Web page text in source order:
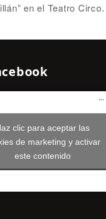
en el Teatro Circo.
clic para aceptar las
de marketing y activar
este contenido